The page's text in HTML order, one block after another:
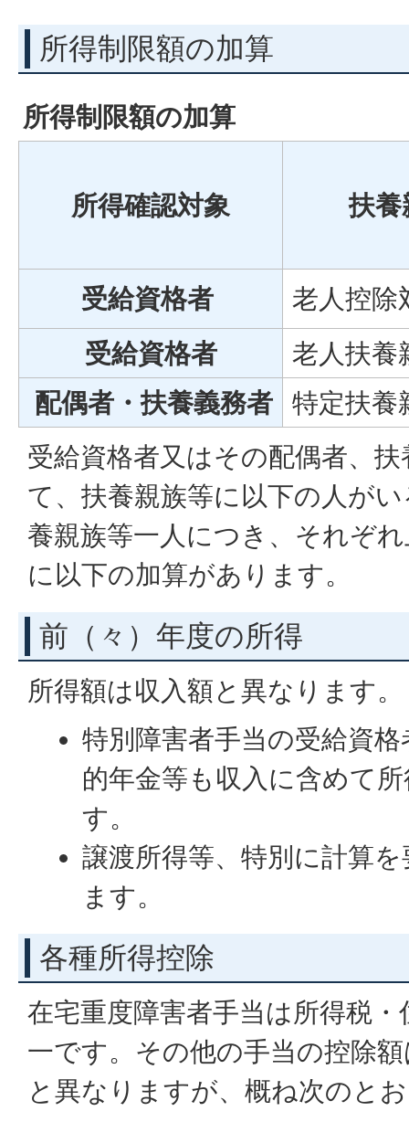
所得制限額の加算
所得制限額の加算
所得確認対象 扶養
受給資格者
老人控除
受給資格者
老人扶養
配偶者・扶養義務者 特定扶養
受給資格者又はその配偶者、
て、扶養親族等に以下の人が
養親族等一人につき、それぞ
に以下の加算があります。
前（々）年度の所得
所得額は収入額と異なります。
特別障害者手当の受給資
的年金等も収入に含めて
す。
譲渡所得等、特別に計算
ます。
各種所得控除
在宅重度障害者手当は所得税
一です。その他の手当の控除
と異なりますが、概ね次のと